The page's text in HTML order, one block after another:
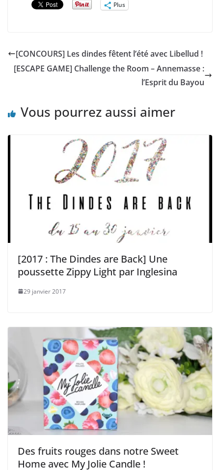
Plus
[CONCOURS] Les dindes fêtent l’été avec Libellud !
[ESCAPE GAME] Challenge the Room – Annemasse :
l’Esprit du Bayou
Vous pourrez aussi aimer
[2017 : The Dindes are Back] Une
poussette Zippy Light par Inglesina
29 janvier 2017
Des fruits rouges dans notre Sweet
Home avec My Jolie Candle !